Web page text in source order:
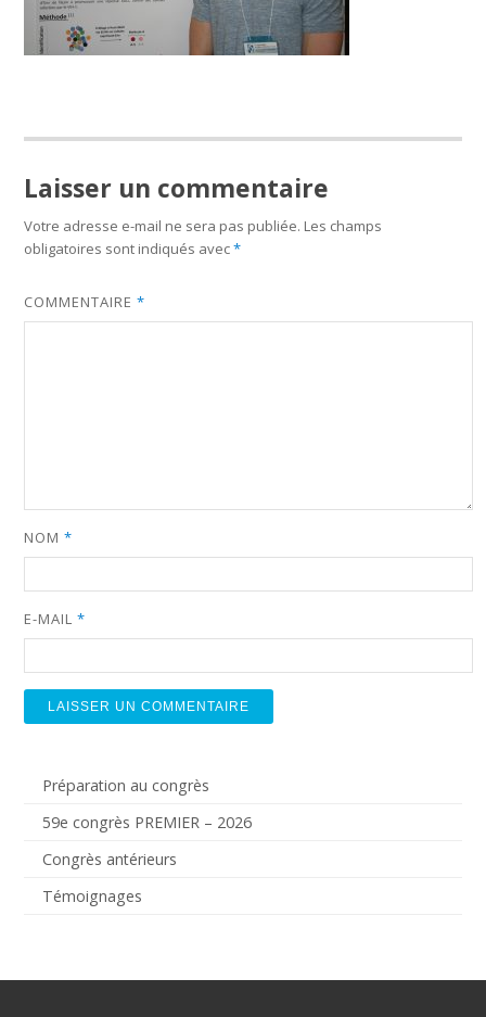
Préparation au congrès
59e congrès PREMIER – 2026
Congrès antérieurs
Témoignages
Laisser un commentaire
Votre adresse e-mail ne sera pas publiée. Les champs
obligatoires sont indiqués avec*
COMMENTAIRE*
NOM*
E-MAIL*